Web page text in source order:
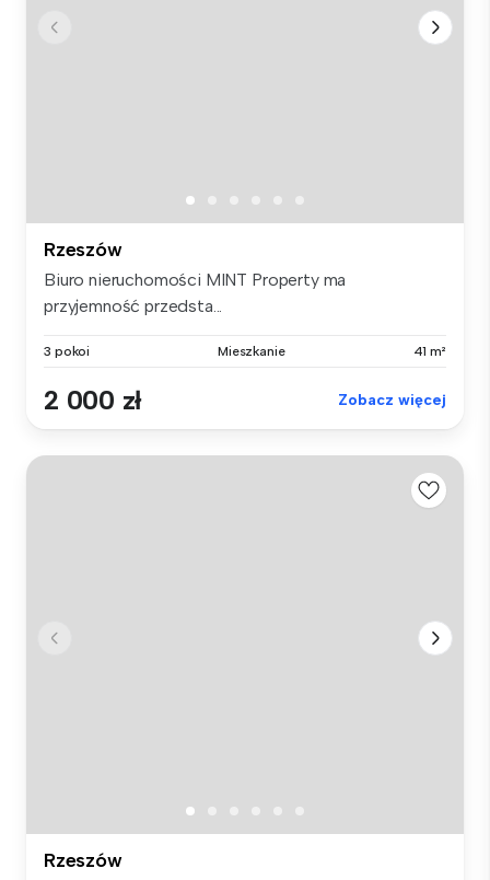
Rzeszów
Biuro nieruchomości MINT Property ma
przyjemność przedsta...
3 pokoi Mieszkanie 41 m²
2 000 zł Zobacz więcej
Rzeszów